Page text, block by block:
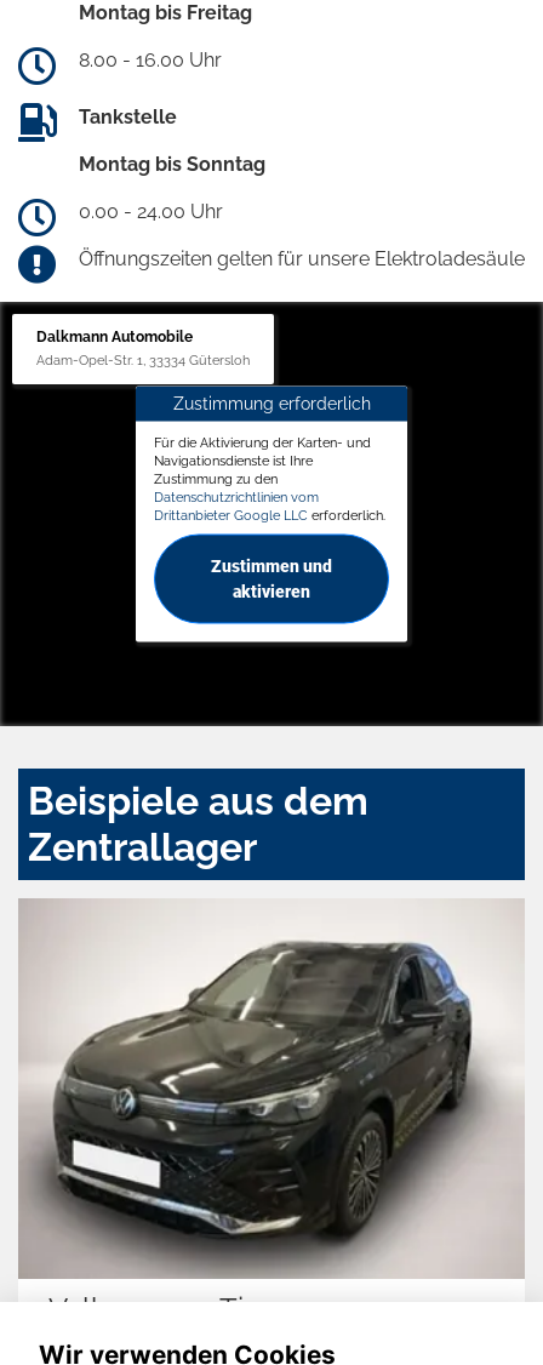
Montag bis Freitag
8.00 - 16.00 Uhr
Tankstelle
Montag bis Sonntag
0.00 - 24.00 Uhr
Öffnungszeiten gelten für unsere Elektroladesäule
Dalkmann Automobile
Adam-Opel-Str. 1, 33334 Gütersloh
Zustimmung erforderlich
Für die Aktivierung der Karten- und
Navigationsdienste ist Ihre
Zustimmung zu den
Datenschutzrichtlinien vom
Drittanbieter Google LLC erforderlich.
Zustimmen und
aktivieren
Beispiele aus dem
Zentrallager
Volkswagen Tiguan
Wir verwenden Cookies